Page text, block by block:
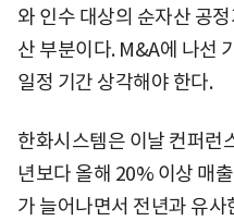
와 인수 대상의 순자산 공
산 부분이다. M&A에 나선
일정 기간 상각해야 한다.
한화시스템은 이날 컨퍼런
년보다 올해 20% 이상 매
가 늘어나면서 전년과 유